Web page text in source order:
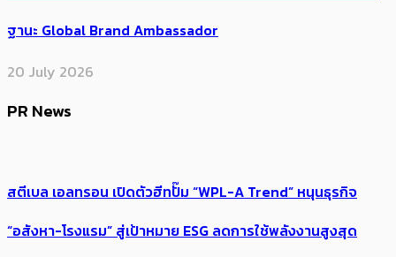
ฐานะ Global Brand Ambassador
20 July 2026
PR News
สตีเบล เอลทรอน เปิดตัวฮีทปั๊ม “WPL-A Trend” หนุนธุรกิจ
“อสังหา-โรงแรม” สู่เป้าหมาย ESG ลดการใช้พลังงานสูงสุด